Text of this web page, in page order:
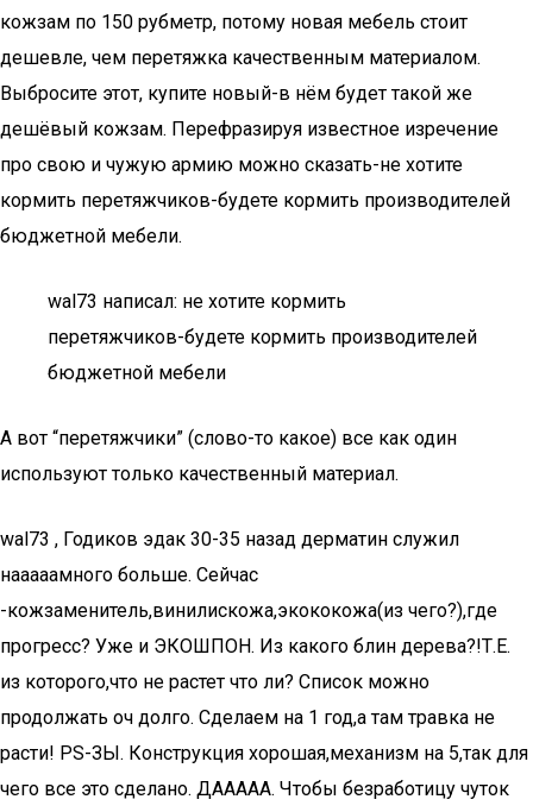
кожзам по 150 рубметр, потому новая мебель стоит
дешевле, чем перетяжка качественным материалом.
Выбросите этот, купите новый-в нём будет такой же
дешёвый кожзам. Перефразируя известное изречение
про свою и чужую армию можно сказать-не хотите
кормить перетяжчиков-будете кормить производителей
бюджетной мебели.
wal73 написал: не хотите кормить
перетяжчиков-будете кормить производителей
бюджетной мебели
А вот “перетяжчики” (слово-то какое) все как один
используют только качественный материал.
wal73 , Годиков эдак 30-35 назад дерматин служил
нааааамного больше. Сейчас
-кожзаменитель,винилискожа,экококожа(из чего?),где
прогресс? Уже и ЭКОШПОН. Из какого блин дерева?!Т.Е.
из которого,что не растет что ли? Список можно
продолжать оч долго. Сделаем на 1 год,а там травка не
расти! PS-ЗЫ. Конструкция хорошая,механизм на 5,так для
чего все это сделано. ДААААА. Чтобы безработицу чуток